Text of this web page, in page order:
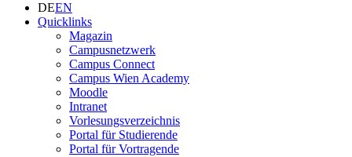
DEEN
Quicklinks
Magazin
Campusnetzwerk
Campus Connect
Campus Wien Academy
Moodle
Intranet
Vorlesungsverzeichnis
Portal für Studierende
Portal für Vortragende